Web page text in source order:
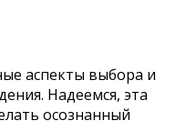
аспекты выбора и
Надеемся, эта
осознанный